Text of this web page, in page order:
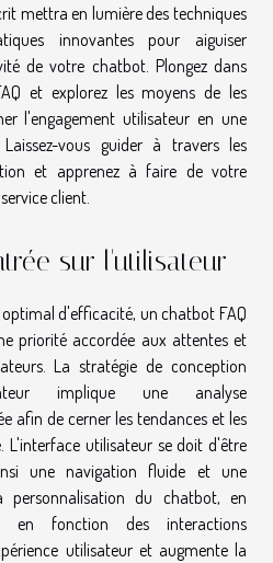
mettra en lumière des techniques
innovantes pour aiguiser
de votre chatbot. Plongez dans
et explorez les moyens de les
l'engagement utilisateur en une
vous guider à travers les
et apprenez à faire de votre
client.
sur l'utilisateur
d'efficacité, un chatbot FAQ
priorité accordée aux attentes et
La stratégie de conception
implique une analyse
afin de cerner les tendances et les
L'interface utilisateur se doit d'être
une navigation fluide et une
personnalisation du chatbot, en
en fonction des interactions
utilisateur et augmente la